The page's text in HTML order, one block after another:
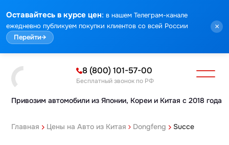
Оставайтесь в курсе цен: в нашем Телеграм-канале
ежедневно публикуем покупки клиентов со всей России
Перейти→
×
Привозим автомобили из Японии, Кореи и Китая с 2018 года
8 (800) 101-57-00
Бесплатный звонок по РФ
Главная Цены на Авто из Китая Dongfeng Succe